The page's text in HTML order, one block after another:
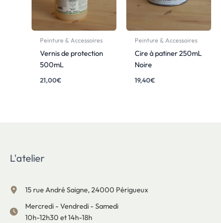
Peinture & Accessoires
Vernis de protection
500mL
21,00€
Peinture & Accessoires
Cire à patiner 250mL
Noire
19,40€
L'atelier
15 rue André Saigne, 24000 Périgueux
Mercredi - Vendredi - Samedi
10h-12h30 et 14h-18h